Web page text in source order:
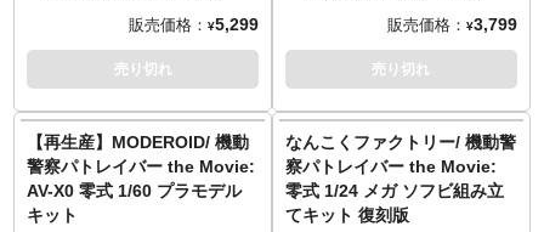
つ鋭利なフォルムを完全再現。
更に多彩な手首パーツが付属
し、劇中で印象的なサムズアッ
装甲・関節部・クリア部分をそ
れぞれ成形色で色分け。更に彩
色済みパーツより、組み立てる
だけでイメージに近い色分けを
再現できます。
徹底監修により、より現代的な
車両へと構造をアップデート＆
ディティールアップが施された
力あるサイズ。各車輪は金属製
シャフトで繋がっており回転可
能、タイヤはゴム製。パトラン
プおよびウインドーはクリアパ
ーツ製。牽引車は車輪の前後回
ド）」。一部彩色済みの組み立
てキットで、組み立てるだけで
作品イメージの仕上がりを再現
します。フィギュアファンから
タイル、ギミック、ともに楽し
めるモデルキットです。
アニメ『機動警察パトレイバ
ー』より警察用レイバー「AV-98
イングラム」と作業用レイバー
販売価格： ¥5,299
売り切れ
ド）」。一部彩色済みの組み立
てキットで、組み立てるだけで
作品イメージの仕上がりを再現
します。フィギュアファンから
めるモデルキットです。
アニメ『機動警察パトレイバ
ー』より「AV-98イングラム」が
1/60スケールのプラスチックモ
販売価格： ¥3,799
売り切れ
【再生産】MODEROID/ 機動
警察パトレイバー the Movie:
AV-X0 零式 1/60 プラモデル
キット
なんこくファクトリー/ 機動警
察パトレイバー the Movie:
零式 1/24 メガ ソフビ組み立
てキット 復刻版